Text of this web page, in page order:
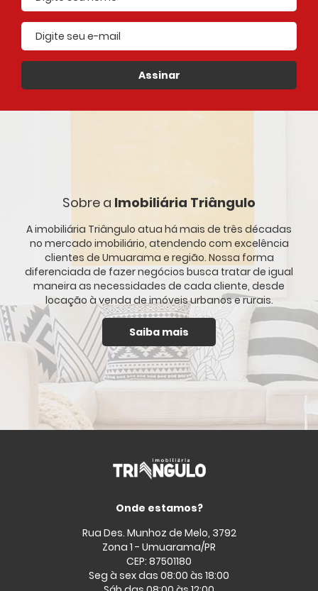
Assinar
E-mail cadastrado
Sobre a Imobiliária Triângulo
A imobiliária Triângulo atua há mais de três décadas
no mercado imobiliário, atendendo com excelência
clientes de Umuarama e região. Nossa forma
diferenciada de fazer negócios busca tratar de igual
maneira as necessidades de cada cliente, desde
locação à venda de imóveis urbanos e rurais.
Saiba mais
Onde estamos?
Rua Des. Munhoz de Melo, 3792
Zona 1 - Umuarama/PR
CEP: 87501180
Seg à sex das 08:00 às 18:00